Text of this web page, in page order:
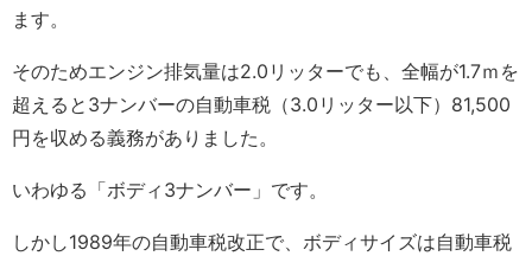
ます。
そのためエンジン排気量は2.0リッターでも、全幅が1.7ｍを
超えると3ナンバーの自動車税（3.0リッター以下）81,500
円を収める義務がありました。
いわゆる「ボディ3ナンバー」です。
しかし1989年の自動車税改正で、ボディサイズは自動車税